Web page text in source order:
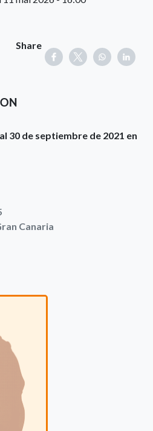
Share
30 de septiembre de 2021 en
Canaria